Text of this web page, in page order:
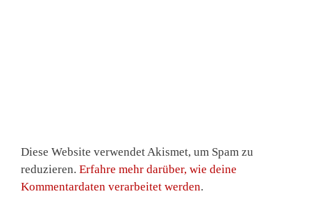
Diese Website verwendet Akismet, um Spam zu
reduzieren. Erfahre mehr darüber, wie deine
Kommentardaten verarbeitet werden.